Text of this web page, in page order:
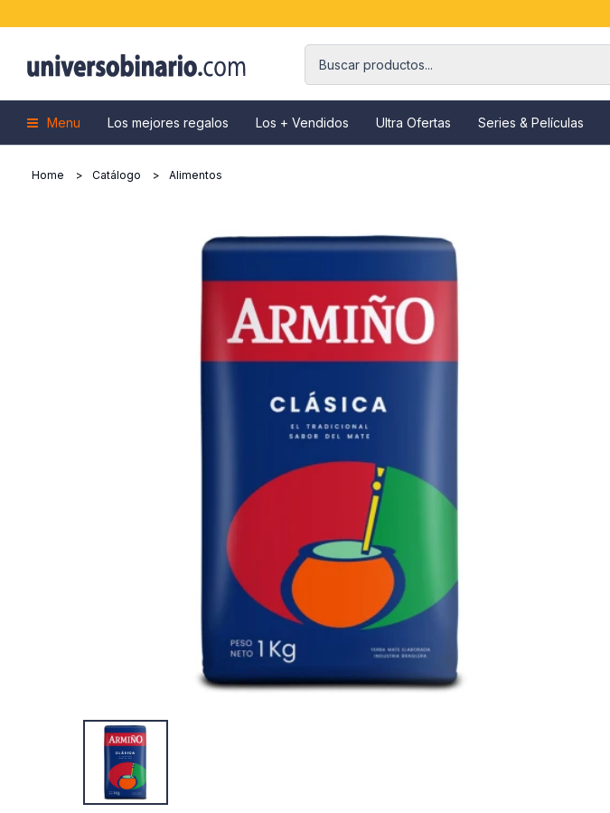
Menu Los mejores regalos Los + Vendidos Ultra Ofertas Series & Películas
Home Catálogo Alimentos